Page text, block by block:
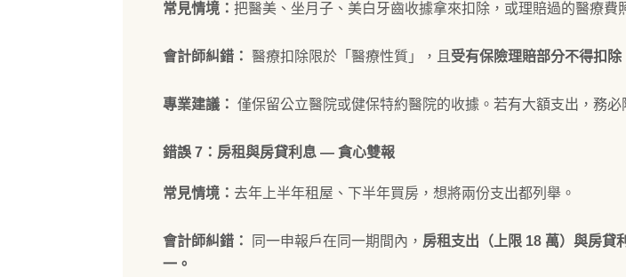
常見情境：把醫美、坐月子、美白牙齒收據拿來扣除，或理賠過的醫療費
會計師糾錯： 醫療扣除限於「醫療性質」，且 受有保險理賠部分不得扣除
專業建議： 僅保留公立醫院或健保特約醫院的收據。若有大額支出，務必
錯誤 7：房租與房貸利息 — 貪心雙報
常見情境：去年上半年租屋、下半年買房，想將兩份支出都列舉。
會計師糾錯： 同一申報戶在同一期間內， 房租支出（上限 18 萬）與房貸
一。